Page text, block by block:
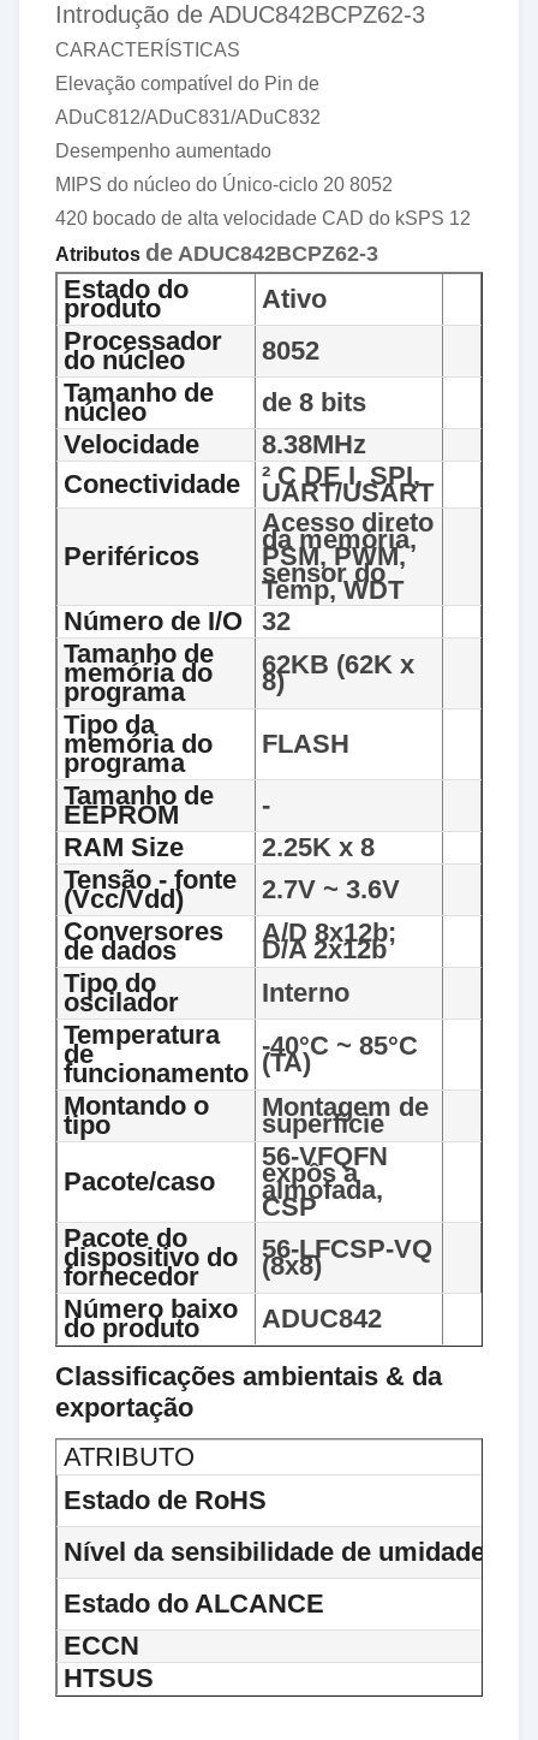
Introdução de ADUC842BCPZ62-3
CARACTERÍSTICAS
Elevação compatível do Pin de
ADuC812/ADuC831/ADuC832
Desempenho aumentado
MIPS do núcleo do Único-ciclo 20 8052
420 bocado de alta velocidade CAD do kSPS 12
Atributos de ADUC842BCPZ62-3
Estado do
produto
Ativo
Processador
do núcleo
8052
Tamanho de
núcleo
de 8 bits
Velocidade
8.38MHz
Conectividade
² C DE I, SPI,
UART/USART
Periféricos
Acesso direto
da memória,
PSM, PWM,
sensor do
Temp, WDT
Número de I/O
32
Tamanho de
memória do
programa
62KB (62K x
8)
Tipo da
memória do
programa
FLASH
Tamanho de
EEPROM
-
RAM Size
2.25K x 8
Tensão - fonte
(Vcc/Vdd)
2.7V ~ 3.6V
Conversores
de dados
A/D 8x12b;
D/A 2x12b
Tipo do
oscilador
Interno
Temperatura
de
funcionamento
-40°C ~ 85°C
(TA)
Montando o
tipo
Montagem de
superfície
Pacote/caso
56-VFQFN
expôs a
almofada,
CSP
Pacote do
dispositivo do
fornecedor
56-LFCSP-VQ
(8x8)
Número baixo
do produto
ADUC842
Classificações ambientais & da
exportação
ATRIBUTO
Estado de RoHS
Nível da sensibilidade de umidade
Estado do ALCANCE
ECCN
HTSUS